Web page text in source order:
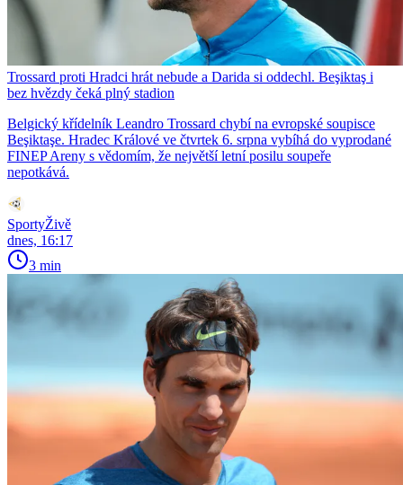
Trossard proti Hradci hrát nebude a Darida si oddechl. Beşiktaş i
bez hvězdy čeká plný stadion
Belgický křídelník Leandro Trossard chybí na evropské soupisce
Beşiktaşe. Hradec Králové ve čtvrtek 6. srpna vybíhá do vyprodané
FINEP Areny s vědomím, že největší letní posilu soupeře
nepotkává.
SportyŽivě
dnes, 16:17
3 min